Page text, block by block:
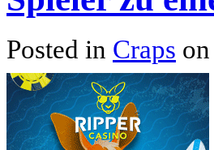
Posted in Craps